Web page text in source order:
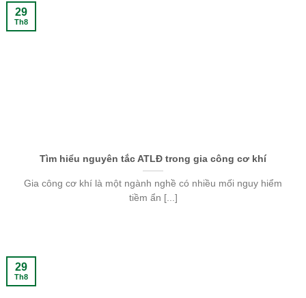
Tìm hiểu nguyên tắc ATLĐ trong gia công cơ khí
Gia công cơ khí là một ngành nghề có nhiều mối nguy hiểm
tiềm ẩn [...]
29
Th8
29
Th8